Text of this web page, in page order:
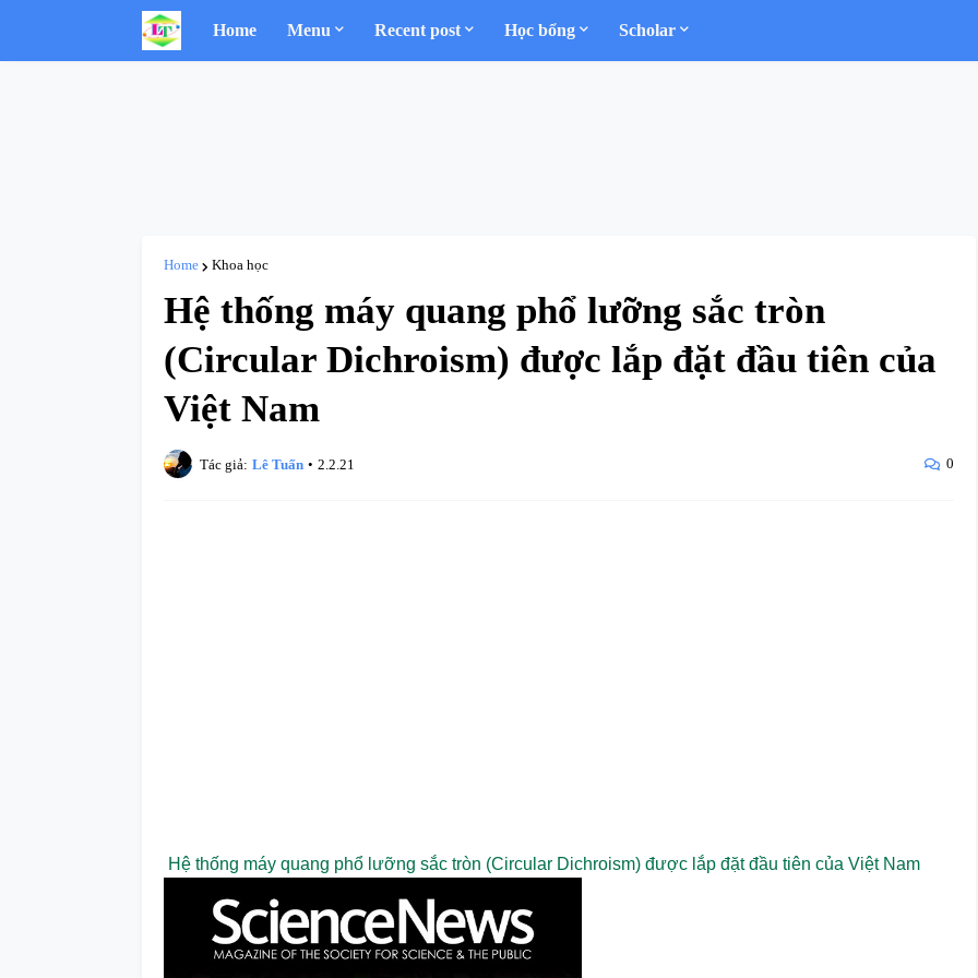
Home Menu Recent post Học bổng Scholar
Home Khoa học
Hệ thống máy quang phổ lưỡng sắc tròn
(Circular Dichroism) được lắp đặt đầu tiên của
Việt Nam
Tác giả: Lê Tuấn • 2.2.21 0
Hệ thống máy quang phổ lưỡng sắc tròn (Circular Dichroism) được lắp đặt đầu tiên của Việt Nam